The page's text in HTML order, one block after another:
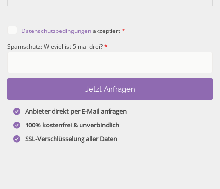
Datenschutzbedingungenakzeptiert*
Spamschutz: Wieviel ist 5 mal drei?*
Anbieter direkt per E-Mail anfragen
100% kostenfrei & unverbindlich
SSL-Verschlüsselung aller Daten